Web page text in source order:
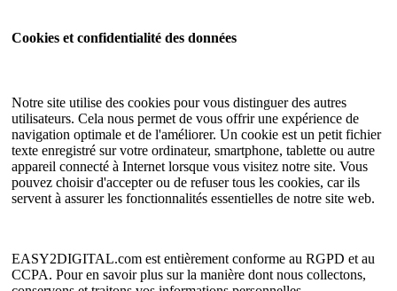
Cookies et confidentialité des données
Notre site utilise des cookies pour vous distinguer des autres
utilisateurs. Cela nous permet de vous offrir une expérience de
navigation optimale et de l'améliorer. Un cookie est un petit fichier
texte enregistré sur votre ordinateur, smartphone, tablette ou autre
appareil connecté à Internet lorsque vous visitez notre site. Vous
pouvez choisir d'accepter ou de refuser tous les cookies, car ils
servent à assurer les fonctionnalités essentielles de notre site web.
EASY2DIGITAL.com est entièrement conforme au RGPD et au
CCPA. Pour en savoir plus sur la manière dont nous collectons,
Guide de l'utilisateur
Plan du site HTML
Langue
Anglais
chinois simplifié
Espagnol
Français